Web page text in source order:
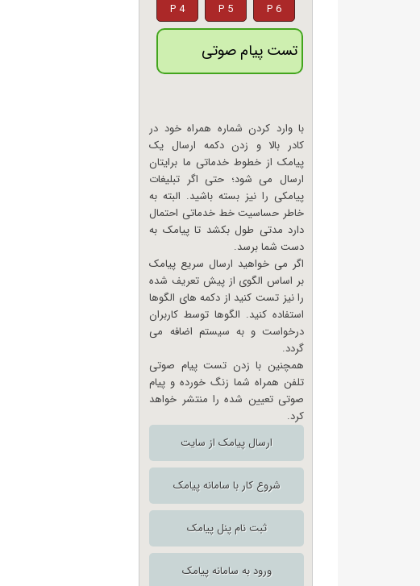
P 4
P 5 P 6
تست پیام صوتی
با وارد کردن شماره همراه خود در
کادر بالا و زدن دکمه ارسال یک
پیامک از خطوط خدماتی ما برایتان
ارسال می شود؛ حتی اگر تبلیغات
پیامکی را نیز بسته باشید. البته به
خاطر حساسیت خط خدماتی احتمال
دارد مدتی طول بکشد تا پیامک به
دست شما برسد.
اگر می خواهید ارسال سریع پیامک
بر اساس الگوی از پیش تعریف شده
را نیز تست کنید از دکمه های الگوها
استفاده کنید. الگوها توسط کاربران
درخواست و به سیستم اضافه می
گردد.
همچنین با زدن تست پیام صوتی
تلفن همراه شما زنگ خورده و پیام
صوتی تعیین شده را منتشر خواهد
کرد.
ارسال پیامک از سایت
شروع کار با سامانه پیامک
ثبت نام پنل پیامک
ورود به سامانه پیامک